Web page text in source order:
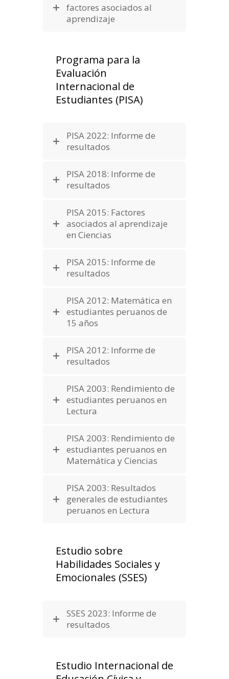
factores asociados al
aprendizaje
Programa para la
Evaluación
Internacional de
Estudiantes (PISA)
PISA 2022: Informe de
resultados
PISA 2018: Informe de
resultados
PISA 2015: Factores
asociados al aprendizaje
en Ciencias
PISA 2015: Informe de
resultados
PISA 2012: Matemática en
estudiantes peruanos de
15 años
PISA 2012: Informe de
resultados
PISA 2003: Rendimiento de
estudiantes peruanos en
Lectura
PISA 2003: Rendimiento de
estudiantes peruanos en
Matemática y Ciencias
PISA 2003: Resultados
generales de estudiantes
peruanos en Lectura
Estudio sobre
Habilidades Sociales y
Emocionales (SSES)
SSES 2023: Informe de
resultados
Estudio Internacional de